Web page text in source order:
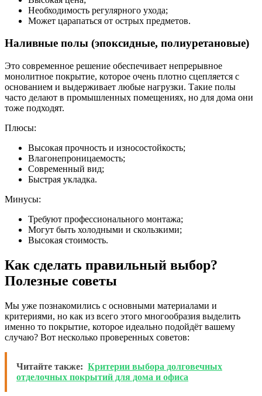
Необходимость регулярного ухода;
Может царапаться от острых предметов.
Наливные полы (эпоксидные, полиуретановые)
Это современное решение обеспечивает непрерывное
монолитное покрытие, которое очень плотно сцепляется с
основанием и выдерживает любые нагрузки. Такие полы
часто делают в промышленных помещениях, но для дома они
тоже подходят.
Плюсы:
Высокая прочность и износостойкость;
Влагонепроницаемость;
Современный вид;
Быстрая укладка.
Минусы:
Требуют профессионального монтажа;
Могут быть холодными и скользкими;
Высокая стоимость.
Как сделать правильный выбор?
Полезные советы
Мы уже познакомились с основными материалами и
критериями, но как из всего этого многообразия выделить
именно то покрытие, которое идеально подойдёт вашему
случаю? Вот несколько проверенных советов:
Читайте также: Критерии выбора долговечных
отделочных покрытий для дома и офиса